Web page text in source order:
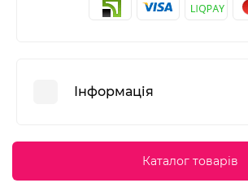
Інформація
Угода користувачаКаталог товарів